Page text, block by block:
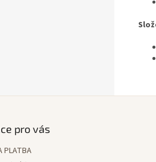
pro vás
PLATBA